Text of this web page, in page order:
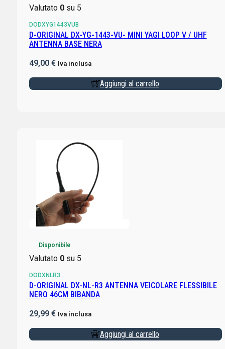
Valutato 0su 5
DODXYG1443VUB
D-ORIGINAL DX-YG-1443-VU- MINI YAGI LOOP V / UHF
ANTENNA BASE NERA
49,00 € Iva inclusa
Aggiungi al carrello
Disponibile
Valutato 0su 5
DODXNLR3
D-ORIGINAL DX-NL-R3 ANTENNA VEICOLARE FLESSIBILE
NERO 46CM BIBANDA
29,99 € Iva inclusa
Aggiungi al carrello